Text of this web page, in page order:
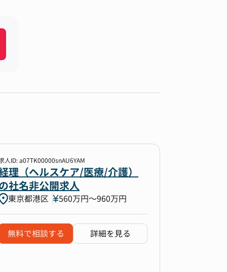
人ID: a07TK00000snAU6YAM
理（ヘルスケア/医療/介護）
社名非公開求人
東京都港区 560万円〜960万円
無料で相談する 詳細を見る